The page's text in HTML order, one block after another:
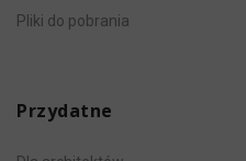
Pliki do pobrania
Przydatne